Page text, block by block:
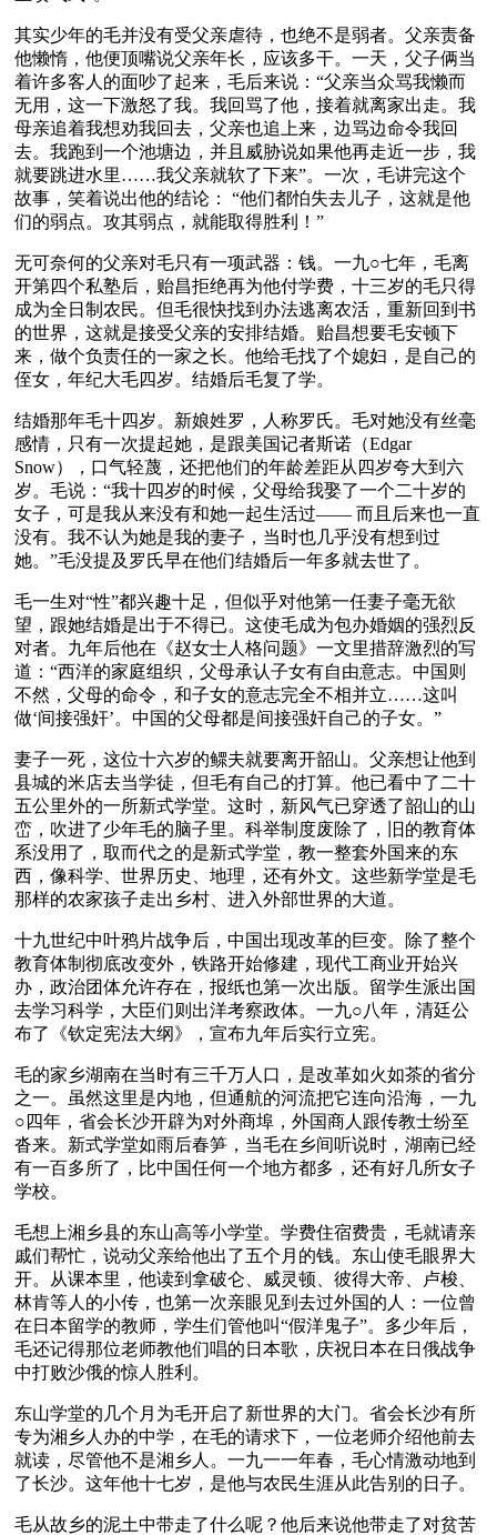
其实少年的毛并没有受父亲虐待，也绝不是弱者。父亲责备
他懒惰，他便顶嘴说父亲年长，应该多干。一天，父子俩当
着许多客人的面吵了起来，毛后来说：“父亲当众骂我懒而
无用，这一下激怒了我。我回骂了他，接着就离家出走。我
母亲追着我想劝我回去，父亲也追上来，边骂边命令我回
去。我跑到一个池塘边，并且威胁说如果他再走近一步，我
就要跳进水里……我父亲就软了下来”。一次，毛讲完这个
故事，笑着说出他的结论： “他们都怕失去儿子，这就是他
们的弱点。攻其弱点，就能取得胜利！”
无可奈何的父亲对毛只有一项武器：钱。一九○七年，毛离
开第四个私塾后，贻昌拒绝再为他付学费，十三岁的毛只得
成为全日制农民。但毛很快找到办法逃离农活，重新回到书
的世界，这就是接受父亲的安排结婚。贻昌想要毛安顿下
来，做个负责任的一家之长。他给毛找了个媳妇，是自己的
侄女，年纪大毛四岁。结婚后毛复了学。
结婚那年毛十四岁。新娘姓罗，人称罗氏。毛对她没有丝毫
感情，只有一次提起她，是跟美国记者斯诺（Edgar
Snow），口气轻蔑，还把他们的年龄差距从四岁夸大到六
岁。毛说：“我十四岁的时候，父母给我娶了一个二十岁的
女子，可是我从来没有和她一起生活过—— 而且后来也一直
没有。我不认为她是我的妻子，当时也几乎没有想到过
她。”毛没提及罗氏早在他们结婚后一年多就去世了。
毛一生对“性”都兴趣十足，但似乎对他第一任妻子毫无欲
望，跟她结婚是出于不得已。这使毛成为包办婚姻的强烈反
对者。九年后他在《赵女士人格问题》一文里措辞激烈的写
道：“西洋的家庭组织，父母承认子女有自由意志。中国则
不然，父母的命令，和子女的意志完全不相并立……这叫
做‘间接强奸’。中国的父母都是间接强奸自己的子女。”
妻子一死，这位十六岁的鳏夫就要离开韶山。父亲想让他到
县城的米店去当学徒，但毛有自己的打算。他已看中了二十
五公里外的一所新式学堂。这时，新风气已穿透了韶山的山
峦，吹进了少年毛的脑子里。科举制度废除了，旧的教育体
系没用了，取而代之的是新式学堂，教一整套外国来的东
西，像科学、世界历史、地理，还有外文。这些新学堂是毛
那样的农家孩子走出乡村、进入外部世界的大道。
十九世纪中叶鸦片战争后，中国出现改革的巨变。除了整个
教育体制彻底改变外，铁路开始修建，现代工商业开始兴
办，政治团体允许存在，报纸也第一次出版。留学生派出国
去学习科学，大臣们则出洋考察政体。一九○八年，清廷公
布了《钦定宪法大纲》，宣布九年后实行立宪。
毛的家乡湖南在当时有三千万人口，是改革如火如茶的省分
之一。虽然这里是内地，但通航的河流把它连向沿海，一九
○四年，省会长沙开辟为对外商埠，外国商人跟传教士纷至
沓来。新式学堂如雨后春笋，当毛在乡间听说时，湖南已经
有一百多所了，比中国任何一个地方都多，还有好几所女子
学校。
毛想上湘乡县的东山高等小学堂。学费住宿费贵，毛就请亲
戚们帮忙，说动父亲给他出了五个月的钱。东山使毛眼界大
开。从课本里，他读到拿破仑、威灵顿、彼得大帝、卢梭、
林肯等人的小传，也第一次亲眼见到去过外国的人：一位曾
在日本留学的教师，学生们管他叫“假洋鬼子”。多少年后，
毛还记得那位老师教他们唱的日本歌，庆祝日本在日俄战争
中打败沙俄的惊人胜利。
东山学堂的几个月为毛开启了新世界的大门。省会长沙有所
专为湘乡人办的中学，在毛的请求下，一位老师介绍他前去
就读，尽管他不是湘乡人。一九一一年春，毛心情激动地到
了长沙。这年他十七岁，是他与农民生涯从此告别的日子。
毛从故乡的泥土中带走了什么呢？他后来说他带走了对贫苦